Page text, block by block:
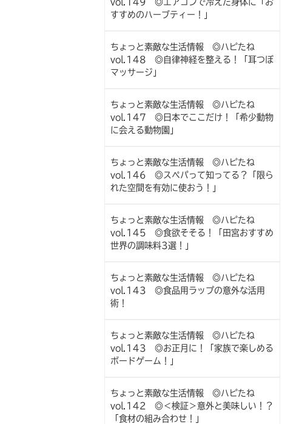
vol.149 ◎エアコンで冷えた身体に「お
すすめのハーブティー！」
ちょっと素敵な生活情報 ◎ハピたね
vol.148 ◎自律神経を整える！「耳つぼ
マッサージ」
ちょっと素敵な生活情報 ◎ハピたね
vol.147 ◎日本でここだけ！「希少動物
に会える動物園」
ちょっと素敵な生活情報 ◎ハピたね
vol.146 ◎スペパって知ってる？「限ら
れた空間を有効に使おう！」
ちょっと素敵な生活情報 ◎ハピたね
vol.145 ◎食欲そそる！「田宮おすすめ
世界の調味料3選！」
ちょっと素敵な生活情報 ◎ハピたね
vol.143 ◎食品用ラップの意外な活用
術！
ちょっと素敵な生活情報 ◎ハピたね
vol.143 ◎お正月に！「家族で楽しめる
ボードゲーム！」
ちょっと素敵な生活情報 ◎ハピたね
vol.142 ◎＜検証＞意外と美味しい！？
「食材の組み合わせ！」